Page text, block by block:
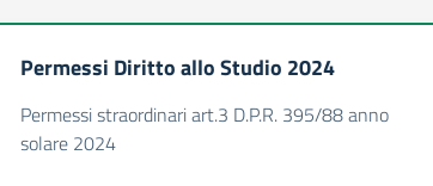
Permessi Diritto allo Studio 2024
Permessi straordinari art.3 D.P.R. 395/88 anno
solare 2024